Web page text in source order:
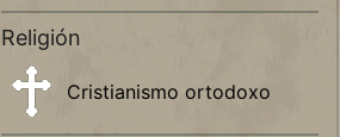
Religión
Cristianismo ortodoxo